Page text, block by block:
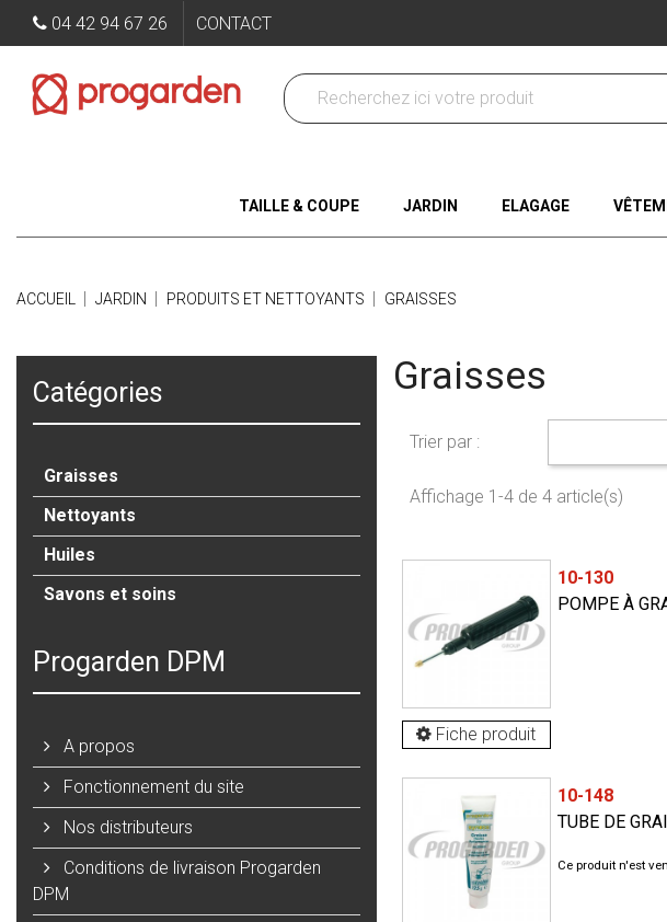
04 42 94 67 26 CONTACT
TAILLE & COUPE JARDIN ELAGAGE
ACCUEIL JARDIN PRODUITS ET NETTOYANTS GRAISSES
Catégories
Graisses
Nettoyants
Huiles
Savons et soins
Progarden DPM
A propos
Fonctionnement du site
Nos distributeurs
Conditions de livraison Progarden
DPM
Graisses
Trier par :
Affichage 1-4 de 4 article(s)
Fiche produit
10-130
POMPE À
10-148
TUBE DE
Ce produit n'est